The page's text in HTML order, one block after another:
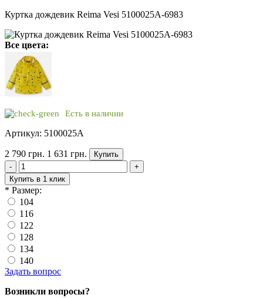
Куртка дождевик Reimа Vesi 5100025A-6983
Все цвета:
Есть в наличии
Артикул: 5100025A
2 790 грн. 1 631 грн.
Купить
-
+
Купить в 1 клик
* Размер:
104
116
122
128
134
140
Задать вопрос
Возникли вопросы?